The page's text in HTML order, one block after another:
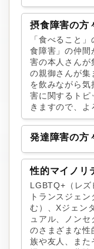
摂食障害の方
「食べること
食障害」の仲間
害の本人さんが
の親御さんが集
を飲みながら気
害に関するトピ
きますので、よ
発達障害の方
性的マイノリ
LGBTQ+（レズ
トランスジェ
む）、Xジェン
ュアル、ノン
のさまざまな性
族や友人、また